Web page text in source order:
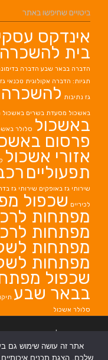
ביטויים שחיפשו באתר
אינדקס
בית להשכרה
הדברה בבאר שבע הדברה
תגיות: הדברה אקולוגית טכנאי
גז נתיבות להשכרה
באשכול מסעדת בשרים באשכול
באשכול סלולר
פרסום
אזורי אשכול
תפעוליים
שירותי גז באופקים שירותי גז
לכיריים שכפול
מפתחות
מפתחות
מפתחות
מפתחות
שכפול
בבאר שבע
סלולר אשכול
אתר זה עושה שימוש גם
שלכם, הצגת תכנים